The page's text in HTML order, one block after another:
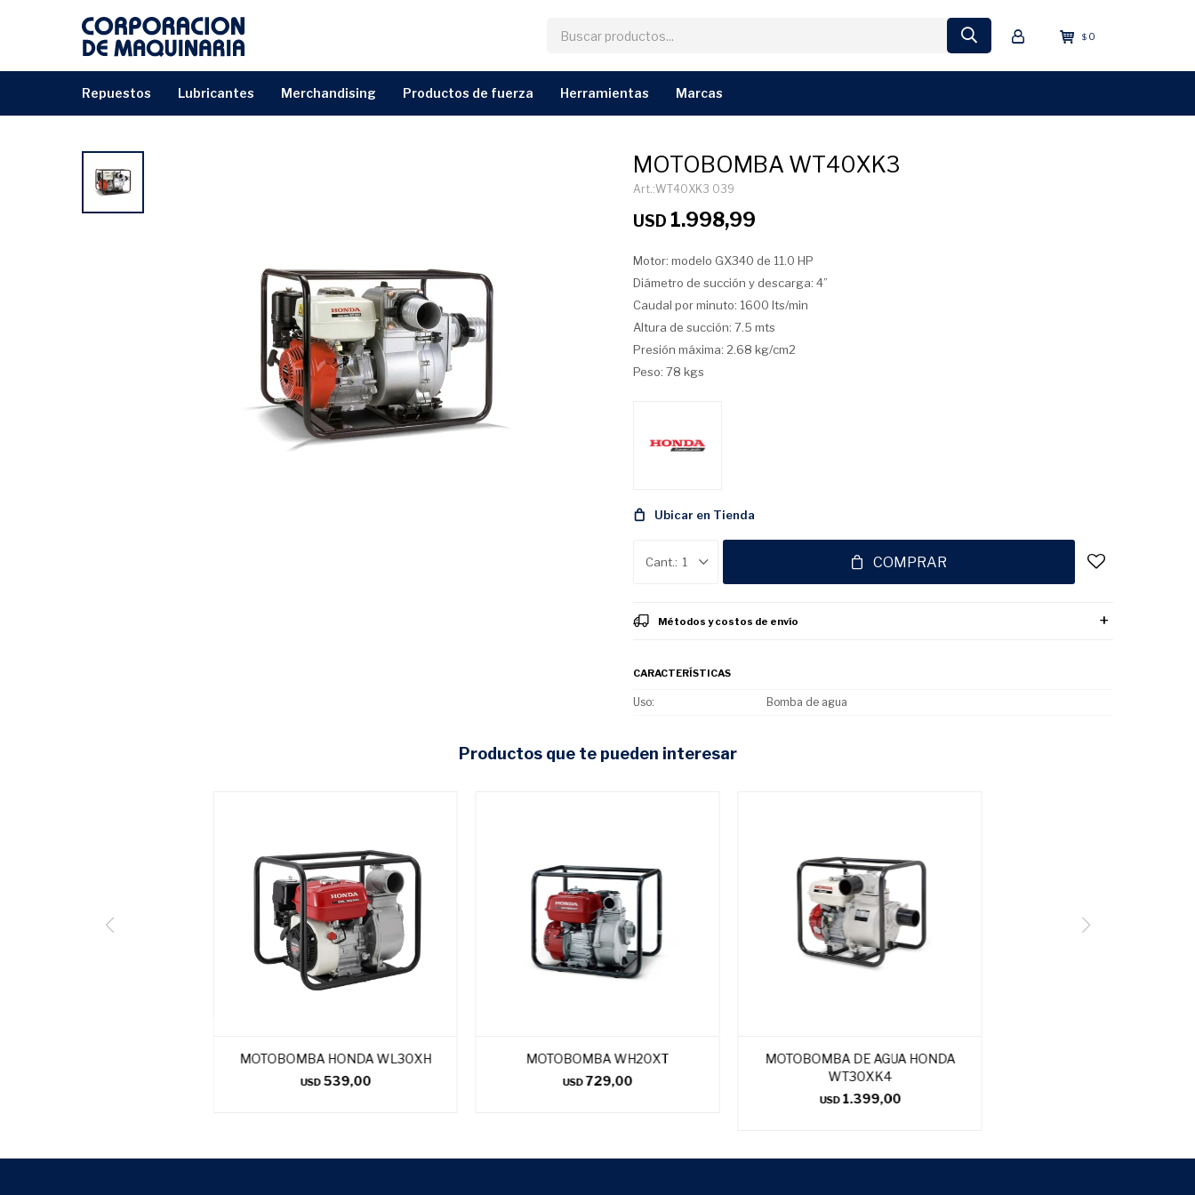
repuestos lubricantes merchandising productos de fuerza herramientas marcas
$ 0
MOTOBOMBA WT40XK3
WT40XK3 039
USD 1.998,99
Motor: modelo GX340 de 11.0 HP
Diámetro de succión y descarga: 4”
Caudal por minuto: 1600 lts/min
Altura de succión: 7.5 mts
Presión máxima: 2.68 kg/cm2
Peso: 78 kgs
Ubicar en Tienda
1 COMPRAR
Métodos y costos de envío
CARACTERÍSTICAS
Uso Bomba de agua
productos que te pueden interesar
MOTOBOMBA HONDA WL30XH
USD 539,00
MOTOBOMBA WH20XT
USD729,00
MOTOBOMBA DE AGUA HONDA
WT30XK4
USD 1.399,00